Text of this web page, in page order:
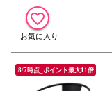
8/7時点_ポイント最大11倍